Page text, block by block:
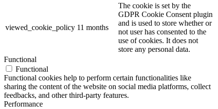
viewed_cookie_policy 11 months
The cookie is set by the
GDPR Cookie Consent plugin
and is used to store whether or
not user has consented to the
use of cookies. It does not
store any personal data.
Functional
Functional
Functional cookies help to perform certain functionalities like
sharing the content of the website on social media platforms, collect
feedbacks, and other third-party features.
Performance